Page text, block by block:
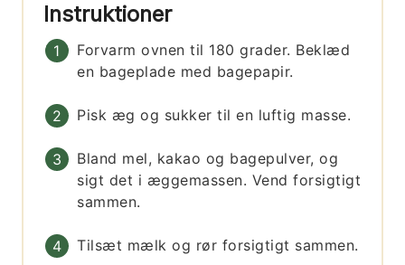
Instruktioner
Forvarm ovnen til 180 grader. Beklæd
en bageplade med bagepapir.
Pisk æg og sukker til en luftig masse.
Bland mel, kakao og bagepulver, og
sigt det i æggemassen. Vend forsigtigt
sammen.
Tilsæt mælk og rør forsigtigt sammen.